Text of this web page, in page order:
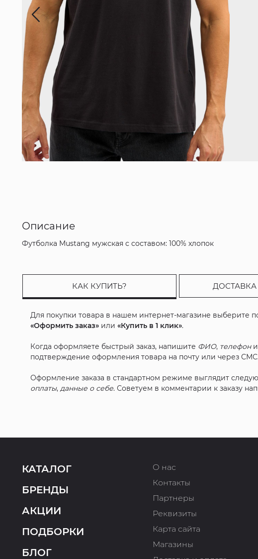
Описание
Футболка Mustang мужская с составом: 100% хлопок
КАК КУПИТЬ?
Для покупки товара в нашем интернет-магазине выберите
«Оформить заказ» или«Купить в 1 клик».
Когда оформляете быстрый заказ, напишите ФИО, телефони
подтверждение оформления товара на почту или через
Оформление заказа в стандартном режиме выглядит
оплаты,данные о себе. Советуем в комментарии к заказу
КАТАЛОГ
БРЕНДЫ
АКЦИИ
ПОДБОРКИ
БЛОГ
О нас
Контакты
Партнеры
Реквизиты
Карта сайта
Магазины